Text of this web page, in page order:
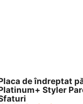
de îndreptat
Styler